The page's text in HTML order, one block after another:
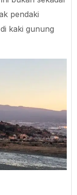
pendaki
kaki gunung